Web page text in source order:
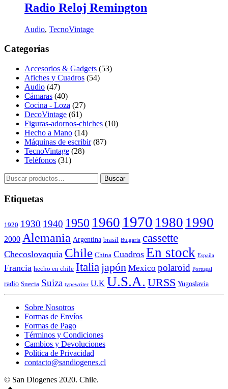
Radio Reloj Remington
Audio, TecnoVintage
Categorías
Accesorios & Gadgets (53)
Afiches y Cuadros (54)
Audio (47)
Cámaras (40)
Cocina - Loza (27)
DecoVintage (61)
Figuras-adornos-chiches (10)
Hecho a Mano (14)
Máquinas de escribir (87)
TecnoVintage (28)
Teléfonos (31)
Buscar
por:
Buscar
Etiquetas
1920 1930 1940 1950 1960 1970 1980 1990
2000 Alemania Argentina brasil Bulgaria cassette
Checoslovaquia Chile China Cuadros En stock España
Francia hecho en chile Italiajapón Mexico polaroid Portugal
radio Suecia Suiza typewriter U.K U.S.A. URSS Yugoslavia
Sobre Nosotros
Formas de Envíos
Formas de Pago
Términos y Condiciones
Cambios y Devoluciones
Política de Privacidad
contacto@sandiogenes.cl
© San Diogenes 2020. Chile.